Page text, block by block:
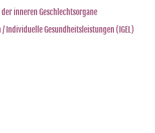
inneren Geschlechtsorgane
Individuelle Gesundheitsleistungen (IGEL)